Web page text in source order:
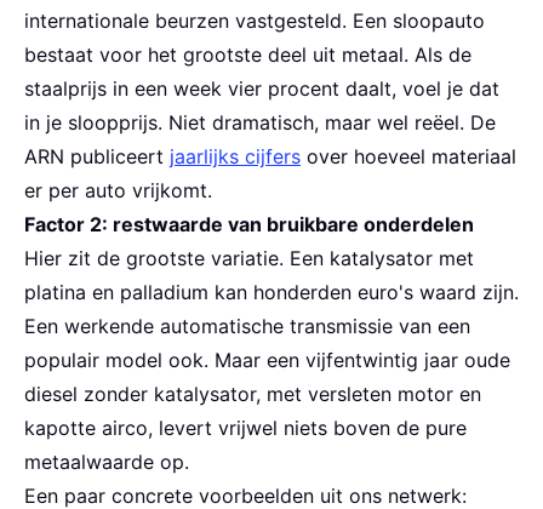
internationale beurzen vastgesteld. Een sloopauto
bestaat voor het grootste deel uit metaal. Als de
staalprijs in een week vier procent daalt, voel je dat
in je sloopprijs. Niet dramatisch, maar wel reëel. De
ARN publiceert jaarlijks cijfers over hoeveel materiaal
er per auto vrijkomt.
Factor 2: restwaarde van bruikbare onderdelen
Hier zit de grootste variatie. Een katalysator met
platina en palladium kan honderden euro's waard zijn.
Een werkende automatische transmissie van een
populair model ook. Maar een vijfentwintig jaar oude
diesel zonder katalysator, met versleten motor en
kapotte airco, levert vrijwel niets boven de pure
metaalwaarde op.
Een paar concrete voorbeelden uit ons netwerk: